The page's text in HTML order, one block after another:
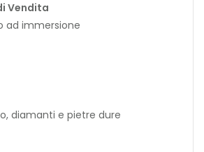
Vendita
ad immersione
diamanti e pietre dure